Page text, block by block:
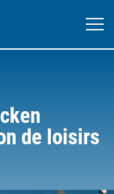
de loisirs